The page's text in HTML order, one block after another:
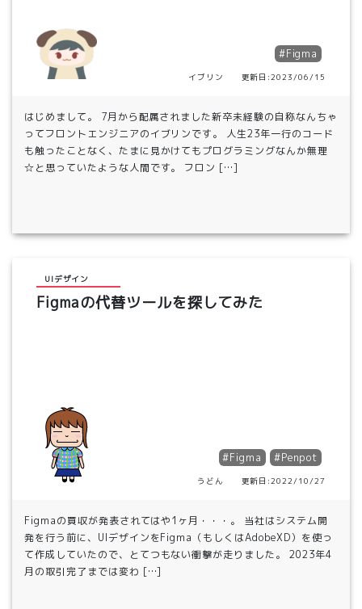
#Figma
イブリン 更新日:2023/06/15
はじめまして。 7月から配属されました新卒未経験の自称なんちゃ
ってフロントエンジニアのイブリンです。 人生23年一行のコード
も触ったことなく、たまに見かけてもプログラミングなんか無理
☆と思っていたような人間です。 フロン […]
UIデザイン
Figmaの代替ツールを探してみた
#Figma #Penpot
うどん 更新日:2022/10/27
Figmaの買収が発表されてはや1ヶ月・・・。 当社はシステム開
発を行う前に、UIデザインをFigma（もしくはAdobeXD）を使っ
て作成していたので、とてつもない衝撃が走りました。 2023年4
月の取引完了までは変わ […]